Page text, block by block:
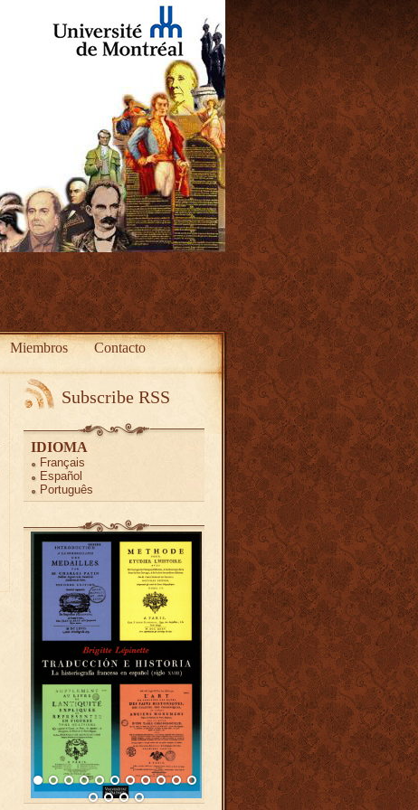
Miembros Contacto
Subscribe RSS
IDIOMA
Français
Español
Português